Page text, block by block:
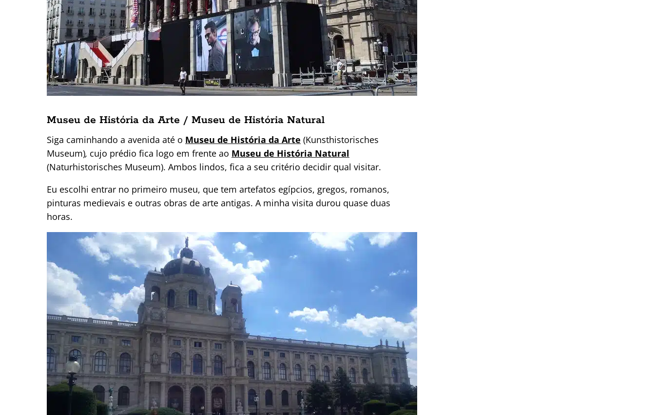
Museu de História da Arte / Museu de História Natural
Siga caminhando a avenida até o Museu de História da Arte (Kunsthistorisches
Museum), cujo prédio fica logo em frente ao Museu de História Natural
(Naturhistorisches Museum). Ambos lindos, fica a seu critério decidir qual visitar.
Eu escolhi entrar no primeiro museu, que tem artefatos egípcios, gregos, romanos,
pinturas medievais e outras obras de arte antigas. A minha visita durou quase duas
horas.